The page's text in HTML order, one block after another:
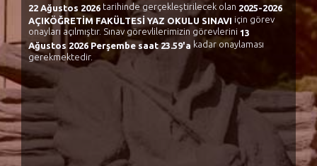
22 Ağustos 2026 tarihinde gerçekleştirilecek olan 2025-2026
AÇIKÖĞRETİM FAKÜLTESİ YAZ OKULU SINAVI için görev
onayları açılmıştır. Sınav görevlilerimizin görevlerini 13
Ağustos 2026 Perşembe saat 23.59'a kadar onaylaması
gerekmektedir.